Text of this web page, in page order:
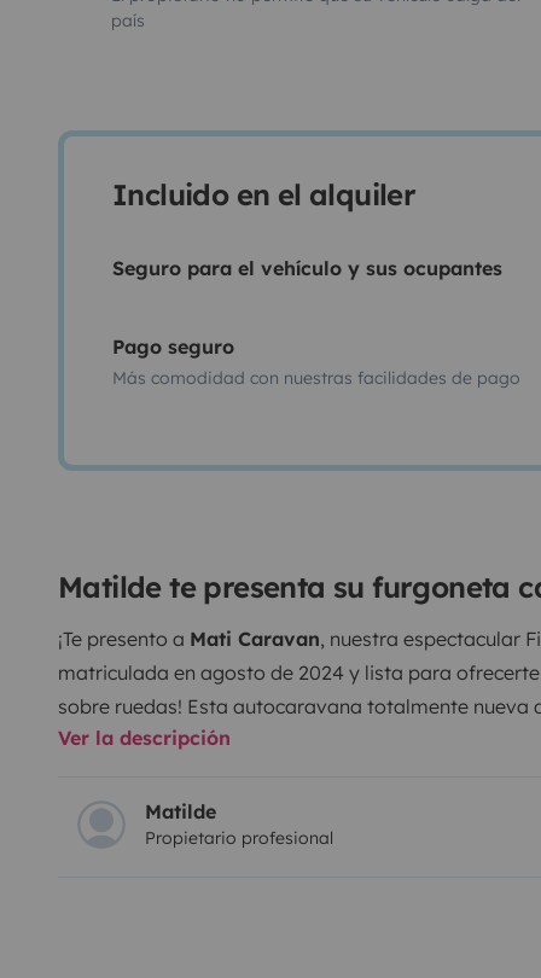
país
Incluido en el alquiler
Seguro para el vehículo y sus ocupantes
Pago seguro
Más comodidad con nuestras facilidades de pago
Matilde te presenta su furgoneta
¡Te presento a Mati Caravan, nuestra espectacular
matriculada en agosto de 2024 y lista para
sobre ruedas! Esta autocaravana totalmente nueva
de matrimonio, nevera, baño completo con ducha,
suave y económico. Todo está pensado para que
y libertad en tu próxima aventura. ¡No dudes en
Ver la descripción
Matilde
Propietario profesional